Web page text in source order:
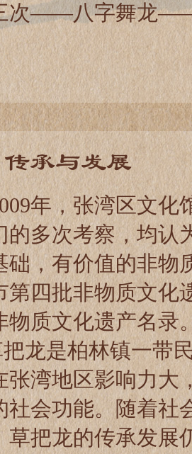
次——八字舞龙
承与发展
年，张湾区文化
的多次考察，均认
础，有价值的非物
第四批非物质文化
物质文化遗产名录
龙是柏林镇一带
张湾地区影响力大
社会功能。随着社
草把龙的传承发展